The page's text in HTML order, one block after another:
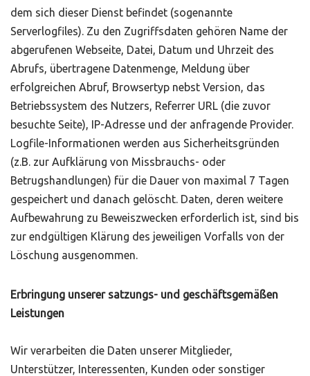
dem sich dieser Dienst befindet (sogenannte
Serverlogfiles). Zu den Zugriffsdaten gehören Name der
abgerufenen Webseite, Datei, Datum und Uhrzeit des
Abrufs, übertragene Datenmenge, Meldung über
erfolgreichen Abruf, Browsertyp nebst Version, das
Betriebssystem des Nutzers, Referrer URL (die zuvor
besuchte Seite), IP-Adresse und der anfragende Provider.
Logfile-Informationen werden aus Sicherheitsgründen
(z.B. zur Aufklärung von Missbrauchs- oder
Betrugshandlungen) für die Dauer von maximal 7 Tagen
gespeichert und danach gelöscht. Daten, deren weitere
Aufbewahrung zu Beweiszwecken erforderlich ist, sind bis
zur endgültigen Klärung des jeweiligen Vorfalls von der
Löschung ausgenommen.
Erbringung unserer satzungs- und geschäftsgemäßen
Leistungen
Wir verarbeiten die Daten unserer Mitglieder,
Unterstützer, Interessenten, Kunden oder sonstiger